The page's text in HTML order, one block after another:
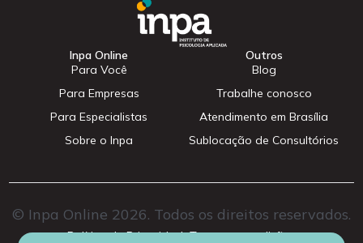
Inpa Online
Para Você
Para Empresas
Para Especialistas
Sobre o Inpa
Outros
Blog
Trabalhe conosco
Atendimento em Brasília
Sublocação de Consultórios
© Inpa Online 2026. Todos os direitos reservados.
Política de PrivacidadeTermos e condições